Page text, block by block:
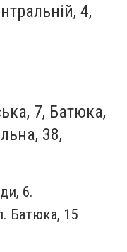
4,
7, Батюка,
38,
6.
Батюка, 15